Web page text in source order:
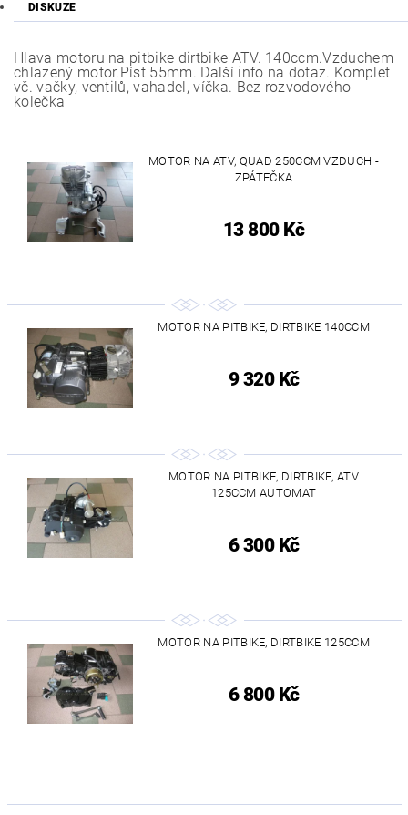
DISKUZE
Hlava motoru na pitbike dirtbike ATV. 140ccm.Vzduchem
chlazený motor.Píst 55mm. Další info na dotaz. Komplet
vč. vačky, ventilů, vahadel, víčka. Bez rozvodového
kolečka
MOTOR NA ATV, QUAD 250CCM VZDUCH -
ZPÁTEČKA
13 800 Kč
MOTOR NA PITBIKE, DIRTBIKE 140CCM
9 320 Kč
MOTOR NA PITBIKE, DIRTBIKE, ATV
125CCM AUTOMAT
6 300 Kč
MOTOR NA PITBIKE, DIRTBIKE 125CCM
6 800 Kč